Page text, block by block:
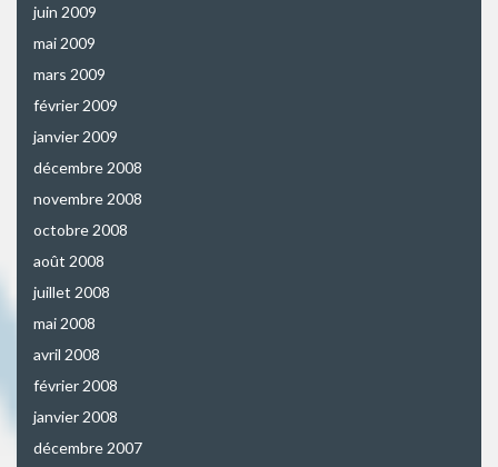
juin 2009
mai 2009
mars 2009
février 2009
janvier 2009
décembre 2008
novembre 2008
octobre 2008
août 2008
juillet 2008
mai 2008
avril 2008
février 2008
janvier 2008
décembre 2007